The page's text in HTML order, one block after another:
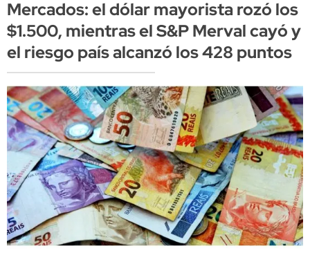
Mercados: el dólar mayorista rozó los
$1.500, mientras el S&P Merval cayó y
el riesgo país alcanzó los 428 puntos